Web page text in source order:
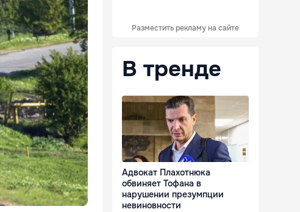
Разместить рекламу на сайте
В тренде
Адвокат Плахотнюка
обвиняет Тофана в
нарушении презумпции
невиновности